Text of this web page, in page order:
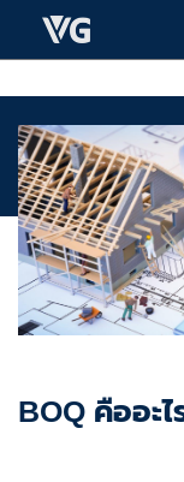
BOQ คืออะไ